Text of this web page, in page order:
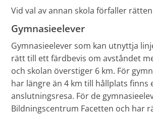
Vid val av annan skola förfaller
Gymnasieelever
Gymnasieelever som kan utnyttja
rätt till ett färdbevis om avståndet
och skolan överstiger 6 km. För
har längre än 4 km till hållplats finns
anslutningsresa. För de
Bildningscentrum Facetten och har